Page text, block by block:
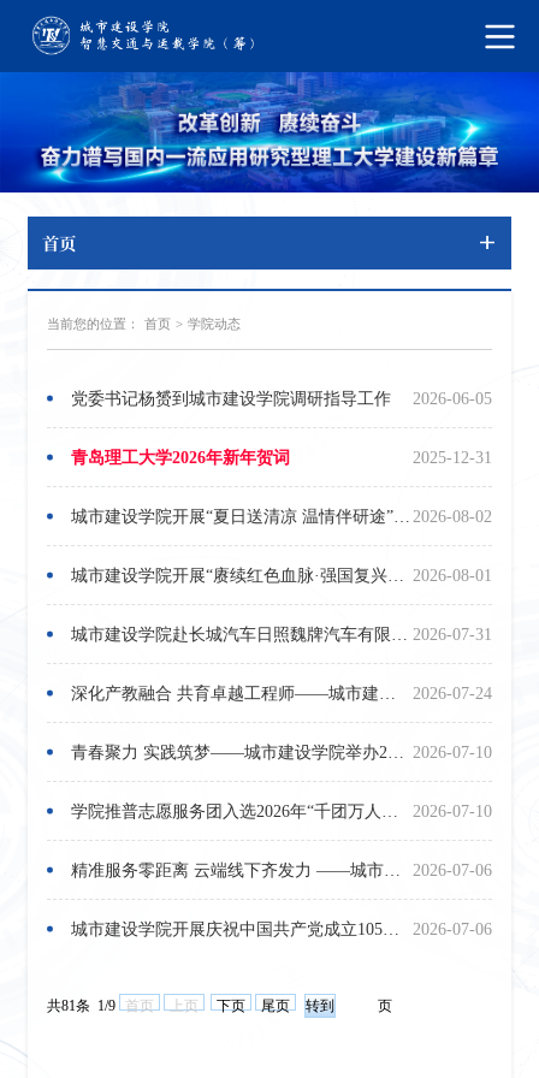
首页
当前您的位置： 首页 > 学院动态
2026-06-05
党委书记杨赟到城市建设学院调研指导工作
2025-12-31
青岛理工大学2026年新年贺词
2026-08-02
城市建设学院开展“夏日送清凉 温情伴研途”考研学子慰问活动
2026-08-01
城市建设学院开展“赓续红色血脉·强国复兴有我”主题实践活动
2026-07-31
城市建设学院赴长城汽车日照魏牌汽车有限公司开展访企拓岗专项活动
2026-07-24
深化产教融合 共育卓越工程师——城市建设学院与一汽解放开展硕士研究生联合培养见面会
2026-07-10
青春聚力 实践筑梦——城市建设学院举办2026年暑期“三下乡”“返家乡”社会实践动员大会
2026-07-10
学院推普志愿服务团入选2026年“千团万人推普强国行”全国大学生暑期社会实践重点团队
2026-07-06
精准服务零距离 云端线下齐发力 ——城市建设学院多措并举打好2026年招生宣传“组合拳”
2026-07-06
城市建设学院开展庆祝中国共产党成立105周年系列主题活动
共81条 1/9 首页 上页 下页 尾页 页